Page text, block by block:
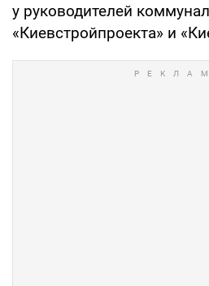
у руководителей
«Киевстройпроекта» и